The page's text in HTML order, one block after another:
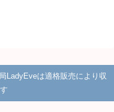
LadyEveは適格販売により収